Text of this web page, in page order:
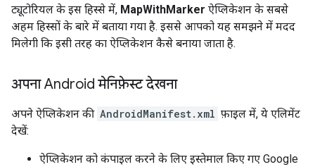
ट्यूटोरियल के इस हिस्से में, MapWithMarker ऐप्लिकेशन के सबसे
अहम हिस्सों के बारे में बताया गया है. इससे आपको यह समझने में मदद
मिलेगी कि इसी तरह का ऐप्लिकेशन कैसे बनाया जाता है.
अपना Android मेनिफ़ेस्ट देखना
अपने ऐप्लिकेशन की AndroidManifest.xml फ़ाइल में, ये एलिमेंट
देखें:
ऐप्लिकेशन को कंपाइल करने के लिए इस्तेमाल किए गए Google